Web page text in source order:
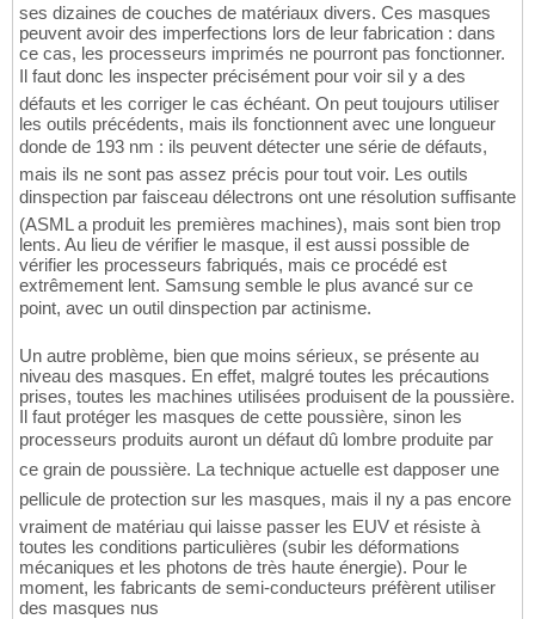
ses dizaines de couches de matériaux divers. Ces masques
peuvent avoir des imperfections lors de leur fabrication : dans
ce cas, les processeurs imprimés ne pourront pas fonctionner.
Il faut donc les inspecter précisément pour voir sil y a des
défauts et les corriger le cas échéant. On peut toujours utiliser
les outils précédents, mais ils fonctionnent avec une longueur
donde de 193 nm : ils peuvent détecter une série de défauts,
mais ils ne sont pas assez précis pour tout voir. Les outils
dinspection par faisceau délectrons ont une résolution suffisante
(ASML a produit les premières machines), mais sont bien trop
lents. Au lieu de vérifier le masque, il est aussi possible de
vérifier les processeurs fabriqués, mais ce procédé est
extrêmement lent. Samsung semble le plus avancé sur ce
point, avec un outil dinspection par actinisme.
Un autre problème, bien que moins sérieux, se présente au
niveau des masques. En effet, malgré toutes les précautions
prises, toutes les machines utilisées produisent de la poussière.
Il faut protéger les masques de cette poussière, sinon les
processeurs produits auront un défaut dû lombre produite par
ce grain de poussière. La technique actuelle est dapposer une
pellicule de protection sur les masques, mais il ny a pas encore
vraiment de matériau qui laisse passer les EUV et résiste à
toutes les conditions particulières (subir les déformations
mécaniques et les photons de très haute énergie). Pour le
moment, les fabricants de semi-conducteurs préfèrent utiliser
des masques nus